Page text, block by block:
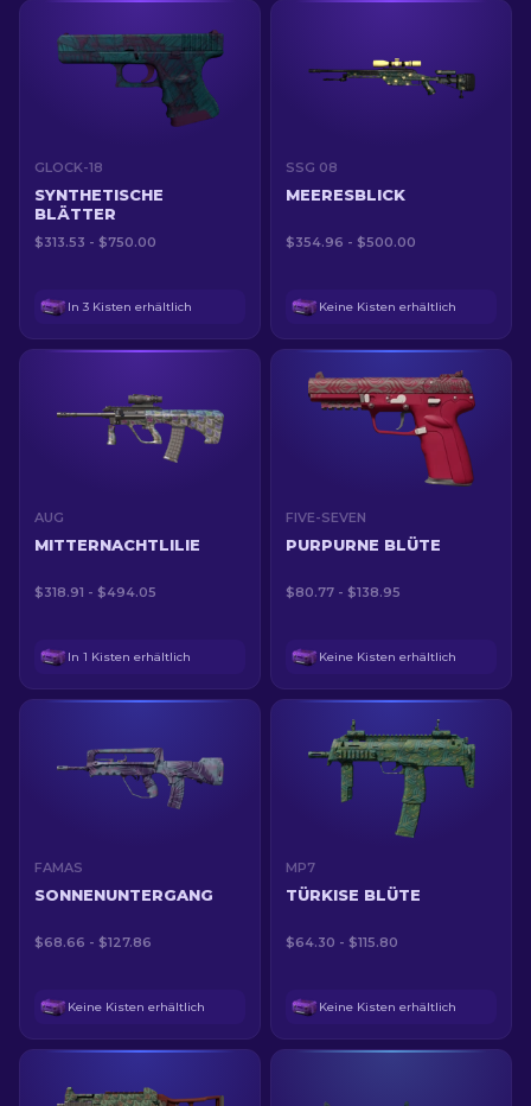
GLOCK-18
SYNTHETISCHE
BLÄTTER
$313.53 - $750.00
In 3 Kisten erhältlich
SSG 08
MEERESBLICK
$354.96 - $500.00
Keine Kisten erhältlich
AUG
MITTERNACHTLILIE
$318.91 - $494.05
In 1 Kisten erhältlich
FIVE-SEVEN
PURPURNE BLÜTE
$80.77 - $138.95
Keine Kisten erhältlich
FAMAS
SONNENUNTERGANG
$68.66 - $127.86
Keine Kisten erhältlich
MP7
TÜRKISE BLÜTE
$64.30 - $115.80
Keine Kisten erhältlich